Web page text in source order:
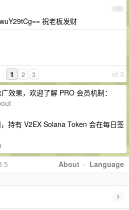
100
祝老板发财
of 3
1 2 3
效果，欢迎了解 PRO 会员机制：
持有 V2EX Solana Token 会在每日签
About · Language
›